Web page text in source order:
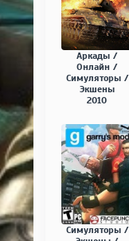
Аркады /
Онлайн /
Симуляторы /
Экшены
2010
Симуляторы /